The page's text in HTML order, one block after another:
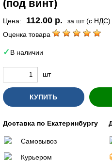
(под винт)
Цена: 112.00 р.
за шт (с НДС)
Оценка товара
В наличии
шт
КУПИТЬ
Доставка по Екатеринбургу
Самовывоз
Курьером